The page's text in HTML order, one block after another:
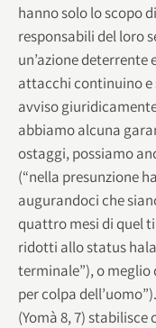
hanno solo lo scopo
responsabili del loro
un’azione
attacchi continuino e
avviso
abbiamo alcuna
ostaggi, possiamo
(“nella presunzione
augurandoci che
quattro mesi di quel
ridotti allo status
terminale”), o meglio
per colpa
(Yomà 8, 7)